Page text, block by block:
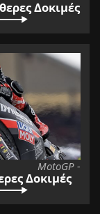
Δοκιμές
MotoGP -
Δοκιμές